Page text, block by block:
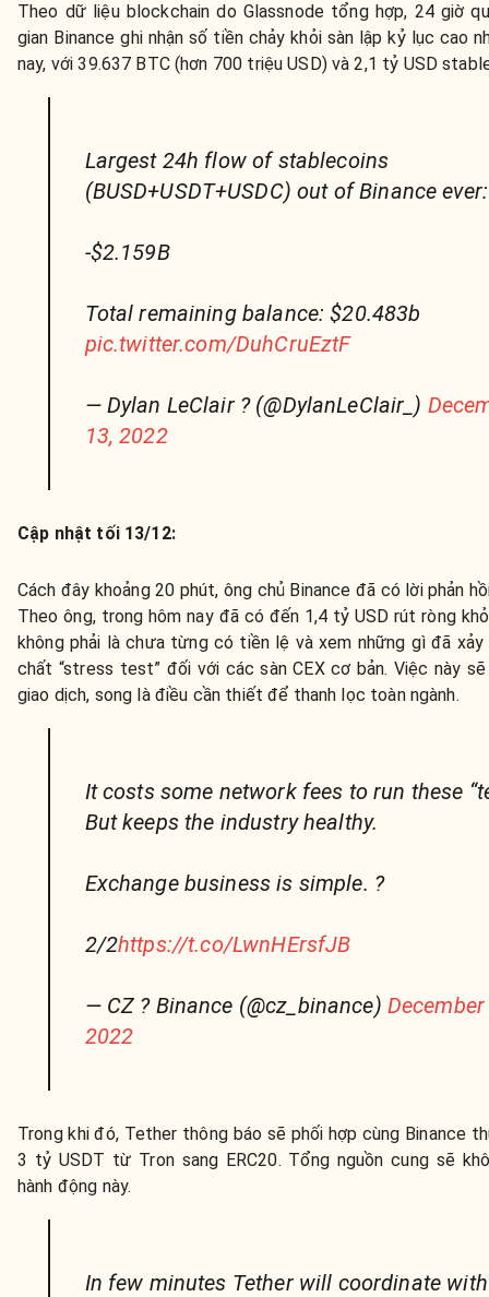
Theo dữ liệu blockchain do Glassnode tổng hợp, 24 giờ
gian Binance ghi nhận số tiền chảy khỏi sàn lập kỷ lục cao
nay, với 39.637 BTC (hơn 700 triệu USD) và 2,1 tỷ USD
Largest 24h flow of stablecoins
(BUSD+USDT+USDC) out of Binance ever:
-$2.159B
Total remaining balance: $20.483b
pic.twitter.com/DuhCruEztF
— Dylan LeClair ? (@DylanLeClair_)
13, 2022
Cập nhật tối 13/12:
Cách đây khoảng 20 phút, ông chủ Binance đã có lời phản
Theo ông, trong hôm nay đã có đến 1,4 tỷ USD rút ròng
không phải là chưa từng có tiền lệ và xem những gì đã
chất “stress test” đối với các sàn CEX cơ bản. Việc này
giao dịch, song là điều cần thiết để thanh lọc toàn ngành.
It costs some network fees to run these
But keeps the industry healthy.
Exchange business is simple. ?
2/2https://t.co/LwnHErsfJB
— CZ ? Binance (@cz_binance)
2022
Trong khi đó, Tether thông báo sẽ phối hợp cùng Binance
3 tỷ USDT từ Tron sang ERC20. Tổng nguồn cung sẽ
hành động này.
In few minutes Tether will coordinate with